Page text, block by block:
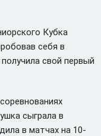
Кубка
себя в
свой первый
сыграла в
в матчах на 10-